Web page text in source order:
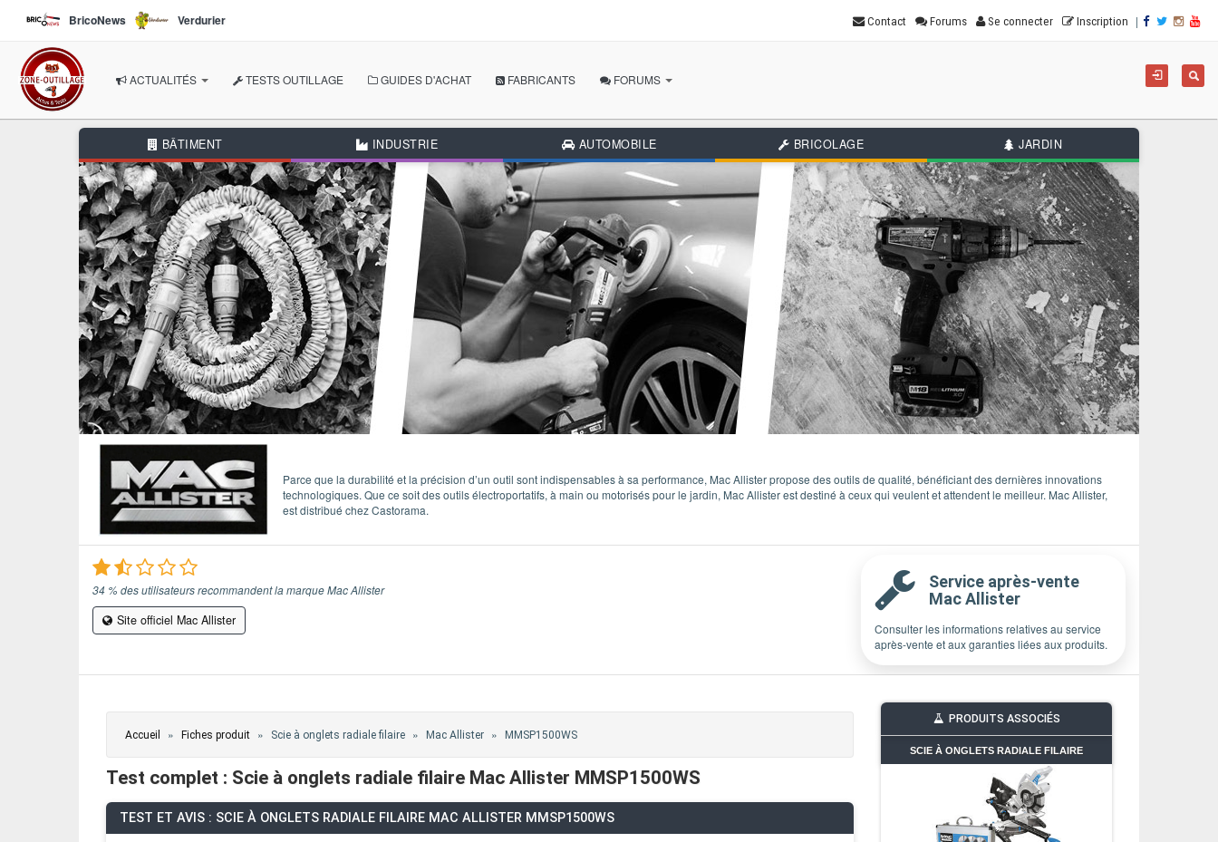
Contact Forums Se connecter Inscription |
BricoNews Verdurier
ACTUALITÉS
NOS THÉMATIQUES
BÂTIMENT
INDUSTRIE
AUTOMOBILE
BRICOLAGE
JARDIN
AUTRES RUBRIQUES
DOSSIERS THÉMATIQUE
ÉVÈNEMENTS / REPORTAGES
LOISIRS CRÉATIFS / DIY
CONCOURS
VIDÉOS
TESTS OUTILLAGE GUIDES D'ACHAT FABRICANTS FORUMS
BÂTIMENT INDUSTRIE AUTOMOBILE BRICOLAGE JARDIN
Parce que la durabilité et la précision d’un outil sont indispensables à sa performance, Mac Allister propose des outils de qualité, bénéficiant des dernières innovations
technologiques. Que ce soit des outils électroportatifs, à main ou motorisés pour le jardin, Mac Allister est destiné à ceux qui veulent et attendent le meilleur. Mac Allister,
est distribué chez Castorama.
34 % des utilisateurs recommandent la marque Mac Allister
Site officiel Mac Allister
Service après-vente
Mac Allister
Consulter les informations relatives au service
après-vente et aux garanties liées aux produits.
Vous êtes ici
Accueil » Fiches produit » Scie à onglets radiale filaire » Mac Allister » MMSP1500WS
Test complet : Scie à onglets radiale filaire Mac Allister MMSP1500WS
TEST ET AVIS : SCIE À ONGLETS RADIALE FILAIRE MAC ALLISTER MMSP1500WS
PRODUITS ASSOCIÉS
SCIE À ONGLETS RADIALE FILAIRE